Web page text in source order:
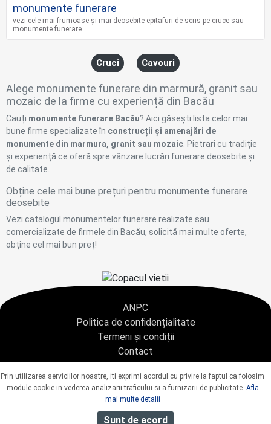
monumente funerare
vezi cele mai frumoase și mai deosebite epitafuri de scris pe cruce sau
monumente funerare
Cruci Cavouri
Alege monumente funerare din marmură, granit sau
mozaic de la firme cu experiență din Bacău
Cauți monumente funerare Bacău? Aici găsești lista celor mai
bune firme specializate în construcții și amenajări de
monumente din marmura, granit sau mozaic . Pietrari cu tradiție
și experiență ce oferă spre vânzare lucrări funerare deosebite și
de calitate.
Obține cele mai bune prețuri pentru monumente funerare
deosebite
Vezi catalogul monumentelor funerare realizate sau
comercializate de firmele din Bacău, solicită mai multe oferte,
obține cel mai bun preț!
ANPC
Politica de confidențialitate
Termeni și condiții
Contact
Copyright © 2021 - AGENTIA CONDOLEANTE.RO SRL - toate drepturile rezervate
J40/9967/2020 CUI: 42925428
Prin utilizarea serviciilor noastre, iti exprimi acordul cu privire la faptul ca folosim
module cookie in vederea analizarii traficului si a furnizarii de publicitate. Afla
mai multe detalii
Sunt de acord